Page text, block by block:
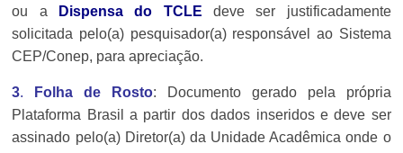
ou a Dispensa do TCLE deve ser justificadamente
solicitada pelo(a) pesquisador(a) responsável ao Sistema
CEP/Conep, para apreciação.
3. Folha de Rosto: Documento gerado pela própria
Plataforma Brasil a partir dos dados inseridos e deve ser
assinado pelo(a) Diretor(a) da Unidade Acadêmica onde o